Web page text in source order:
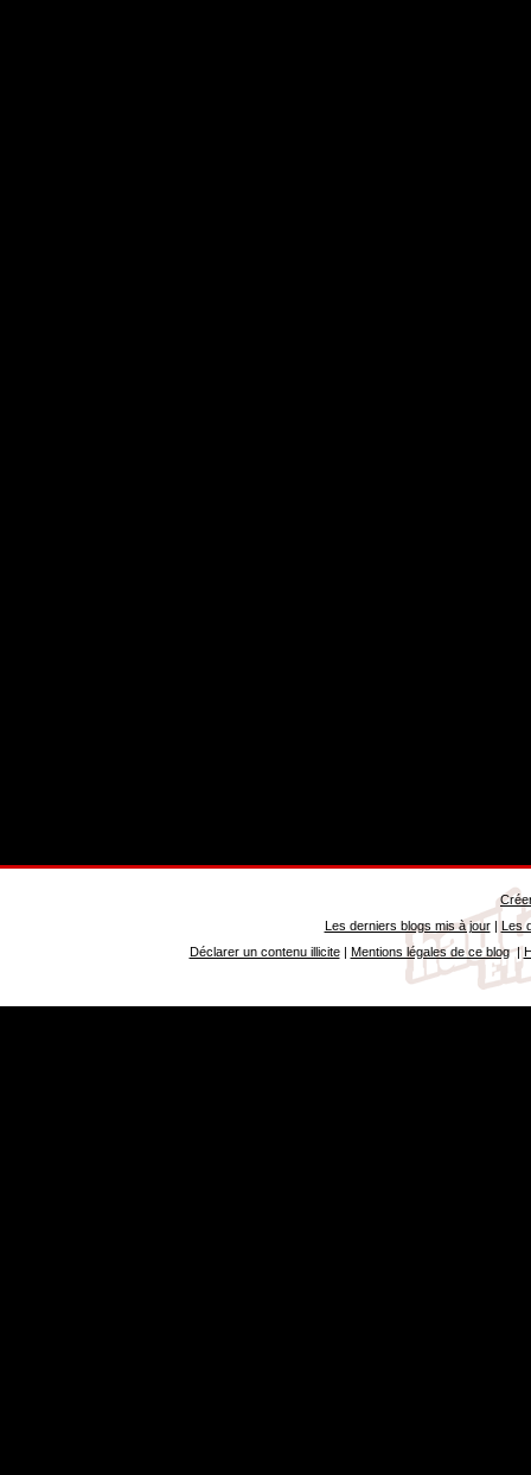
Les derniers blogs mis à jour| Les
Déclarer un contenu illicite| Mentions légales de ce blog|